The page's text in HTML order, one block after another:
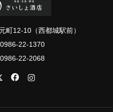
町12-10（西都城駅前）
22-1370
22-2068